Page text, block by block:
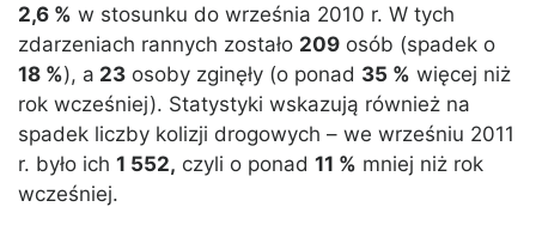
2,6 % w stosunku do września 2010 r. W tych
zdarzeniach rannych zostało 209 osób (spadek o
18 %), a 23 osoby zginęły (o ponad 35 % więcej niż
rok wcześniej). Statystyki wskazują również na
spadek liczby kolizji drogowych – we wrześniu 2011
r. było ich 1 552, czyli o ponad 11 % mniej niż rok
wcześniej.